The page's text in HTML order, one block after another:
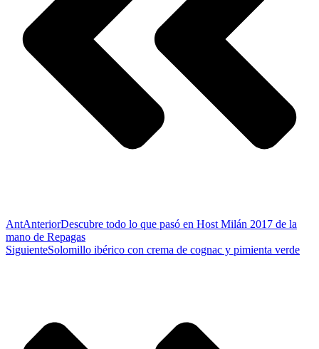
AntAnteriorDescubre todo lo que pasó en Host Milán 2017 de la
mano de Repagas
SiguienteSolomillo ibérico con crema de cognac y pimienta verde